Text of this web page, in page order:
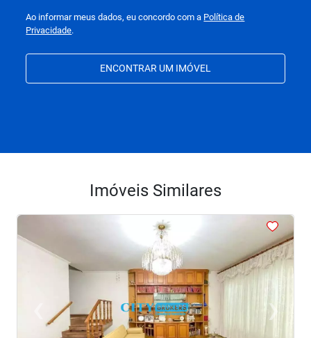
Ao informar meus dados, eu concordo com a Política de
Privacidade.
ENCONTRAR UM IMÓVEL
Imóveis Similares
<
Previous ›Next